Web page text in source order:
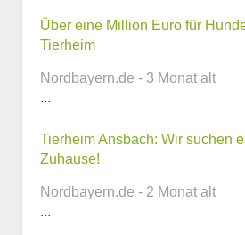
E-Mail-Adresse
Über eine Million Euro für
Tierheim
Nordbayern.de - 3 Monat alt
...
Tierheim Ansbach: Wir suchen
Zuhause!
Nordbayern.de - 2 Monat alt
...